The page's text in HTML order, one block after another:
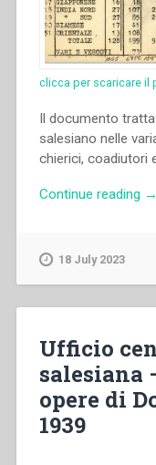
clicca per scaricare il
Il documento
salesiano nelle
chierici, coadiutori
Continue reading →
18 July 2023
Ufficio
salesiana
opere di
1939